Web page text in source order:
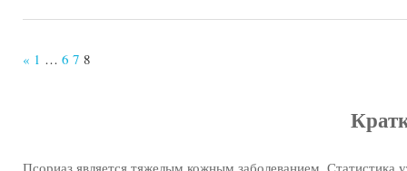
« Previous
1 … 6 7 8
Псориаз является тяжелым кожным заболеванием. Статистика